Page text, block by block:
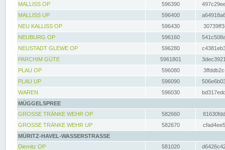
MALLISS OP
596390
MALLISS UP
596400
NEU KALLISS OP
596430
NEUBURG OP
596160
NEUSTADT GLEWE OP
596280
PARCHIM GÜTE
5961801
PLAU OP
596080
PLAU UP
596090
WAREN
596030
MÜGGELSPREE
GROSSE TRÄNKE WEHR OP
582660
GROSSE TRÄNKE WEHR UP
582670
MÜRITZ-HAVEL-WASSERSTRASSE
Diemitz OP
581020